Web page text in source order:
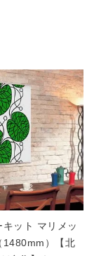
キット マリメッ
1480mm）【北